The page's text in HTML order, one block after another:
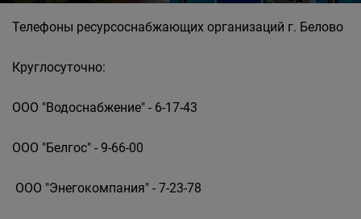
Телефоны ресурсоснабжающих организаций г. Белово
Круглосуточно:
ООО "Водоснабжение" - 6-17-43
ООО "Белгос" - 9-66-00
ООО "Энегокомпания" - 7-23-78